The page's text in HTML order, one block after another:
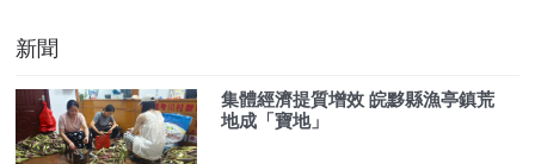
新聞
集體經濟提質增效 皖黟縣漁亭鎮荒
地成「寶地」